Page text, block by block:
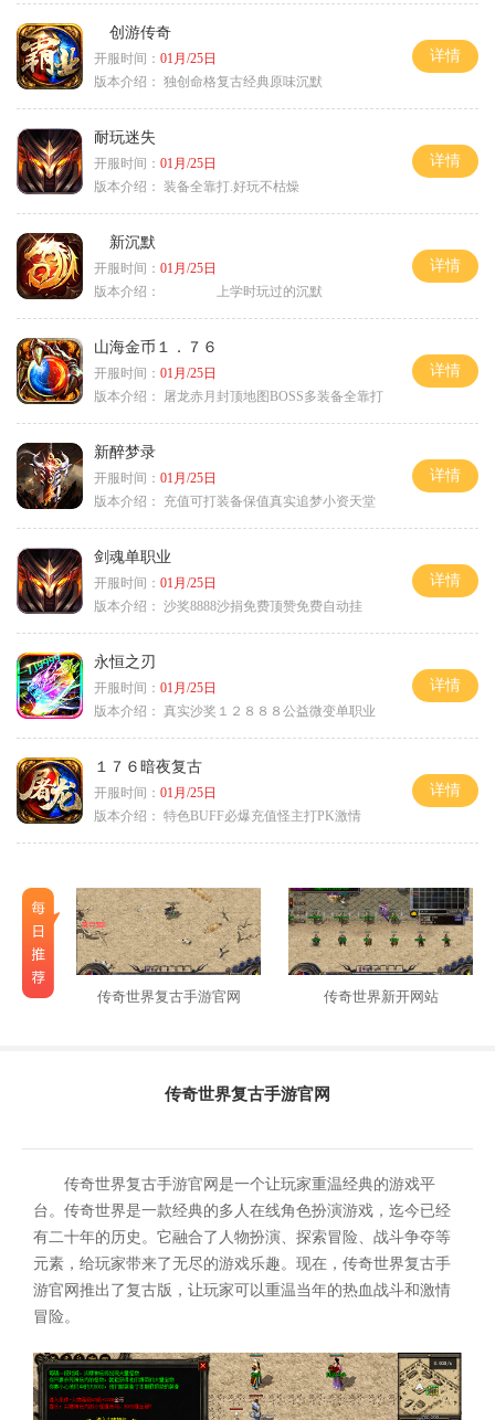
创游传奇
开服时间： 01月/25日
版本介绍： 独创命格复古经典原味沉默
详情
耐玩迷失
开服时间： 01月/25日
版本介绍： 装备全靠打.好玩不枯燥
详情
新沉默
开服时间： 01月/25日
版本介绍：
上学时玩过的沉默
详情
山海金币１．７６
开服时间： 01月/25日
版本介绍：
屠龙赤月封顶地图BOSS多装备全靠打
详情
新醉梦录
开服时间： 01月/25日
版本介绍：
充值可打装备保值真实追梦小资天堂
详情
剑魂单职业
开服时间： 01月/25日
版本介绍： 沙奖8888沙捐免费顶赞免费自动挂
详情
永恒之刃
开服时间： 01月/25日
版本介绍： 真实沙奖１２８８８公益微变单职业
详情
１７６暗夜复古
开服时间： 01月/25日
版本介绍： 特色BUFF必爆充值怪主打PK激情
详情
传奇世界复古手游官网 传奇世界新开网站
传奇世界复古手游官网
传奇世界复古手游官网是一个让玩家重温经典的游戏平
台。传奇世界是一款经典的多人在线角色扮演游戏，迄今已经
有二十年的历史。它融合了人物扮演、探索冒险、战斗争夺等
元素，给玩家带来了无尽的游戏乐趣。现在，传奇世界复古手
游官网推出了复古版，让玩家可以重温当年的热血战斗和激情
冒险。